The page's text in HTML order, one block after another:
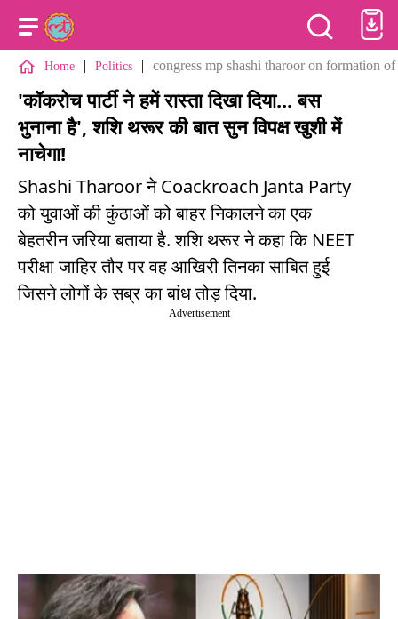
Home | Politics | congress mp shashi tharoor on formation
'कॉकरोच पार्टी ने हमें रास्ता दिखा दिया... बस
भुनाना है', शशि थरूर की बात सुन विपक्ष खुशी में
नाचेगा!
Shashi Tharoor ने Coackroach Janta Party
को युवाओं की कुंठाओं को बाहर निकालने का एक
बेहतरीन जरिया बताया है. शशि थरूर ने कहा कि NEET
परीक्षा जाहिर तौर पर वह आखिरी तिनका साबित हुई
जिसने लोगों के सब्र का बांध तोड़ दिया.
Advertisement